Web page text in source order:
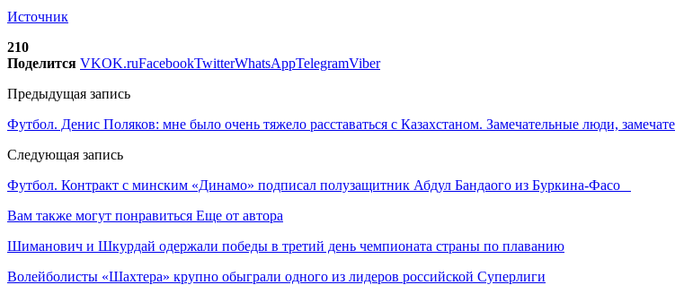
Источник
210
Поделится VKOK.ruFacebookTwitterWhatsAppTelegramViber
Предыдущая запись
Футбол. Денис Поляков: мне было очень тяжело расставаться с Казахстаном. Замечательные люди,
Следующая запись
Футбол. Контракт с минским «Динамо» подписал полузащитник Абдул Бандаого из Буркина-Фасо
Вам также могут понравиться Еще от автора
Шиманович и Шкурдай одержали победы в третий день чемпионата страны по плаванию
Волейболисты «Шахтера» крупно обыграли одного из лидеров российской Суперлиги